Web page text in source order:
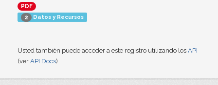
PDF
2 Datos y Recursos
Usted también puede acceder a este registro utilizando los API
(ver API Docs).